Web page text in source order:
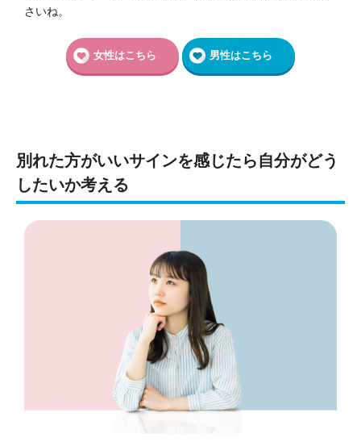
さいね。
女性はこちら 男性はこちら
別れた方がいいサインを感じたら自分がどう
したいか考える